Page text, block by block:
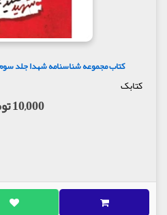
کتاب مجموعه شناسنامه شهدا جلد
کتابک
10,000 تومان